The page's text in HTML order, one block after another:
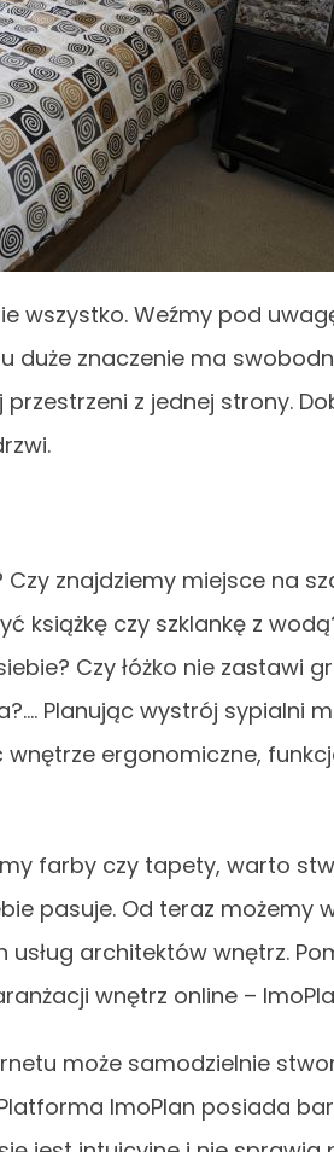
wszystko. Weźmy pod
duże znaczenie ma
z jednej strony.
znajdziemy miejsce na
książkę czy szklankę z
Czy łóżko nie zastawi
Planując wystrój sypialni
ergonomiczne,
farby czy tapety, warto
pasuje. Od teraz możemy
architektów wnętrz.
wnętrz online –
może samodzielnie
ImoPlan posiada